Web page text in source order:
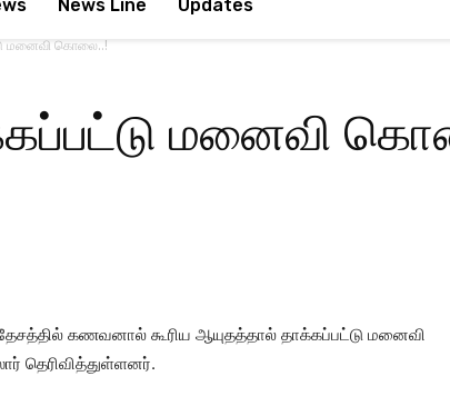
News Line Updates
மனைவி கொலை..!
மனைவி
கணவனால் கூரிய ஆயுதத்தால் தாக்கப்பட்டு மனைவி
தெரிவித்துள்ளனர்.